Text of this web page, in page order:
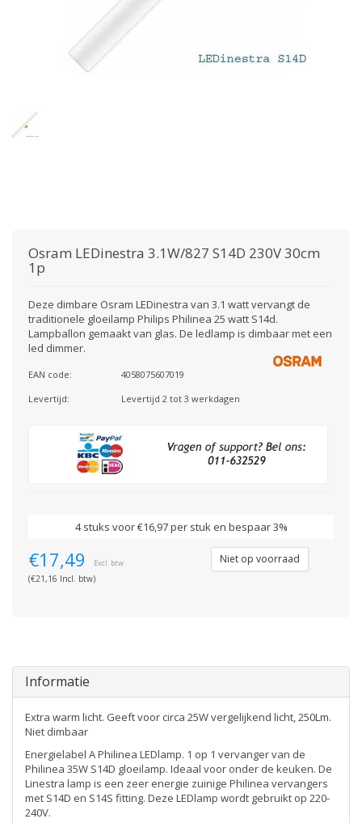
Osram LEDinestra 3.1W/827 S14D 230V 30cm
1p
Deze dimbare Osram LEDinestra van 3.1 watt vervangt de
traditionele gloeilamp Philips Philinea 25 watt S14d.
Lampballon gemaakt van glas. De ledlamp is dimbaar met een
led dimmer.
EAN code:
4058075607019
Levertijd:
Levertijd 2 tot 3 werkdagen
4 stuks voor €16,97 per stuk en bespaar 3%
€17,49 Excl. btw
(€21,16 Incl. btw)
Niet op voorraad
Informatie
Extra warm licht. Geeft voor circa 25W vergelijkend licht, 250Lm.
Niet dimbaar
Energielabel A Philinea LEDlamp. 1 op 1 vervanger van de
Philinea 35W S14D gloeilamp. Ideaal voor onder de keuken. De
Linestra lamp is een zeer energie zuinige Philinea vervangers
met S14D en S14S fitting. Deze LEDlamp wordt gebruikt op 220-
240V.